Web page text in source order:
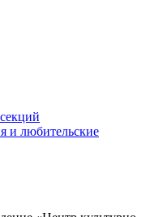
и любительские